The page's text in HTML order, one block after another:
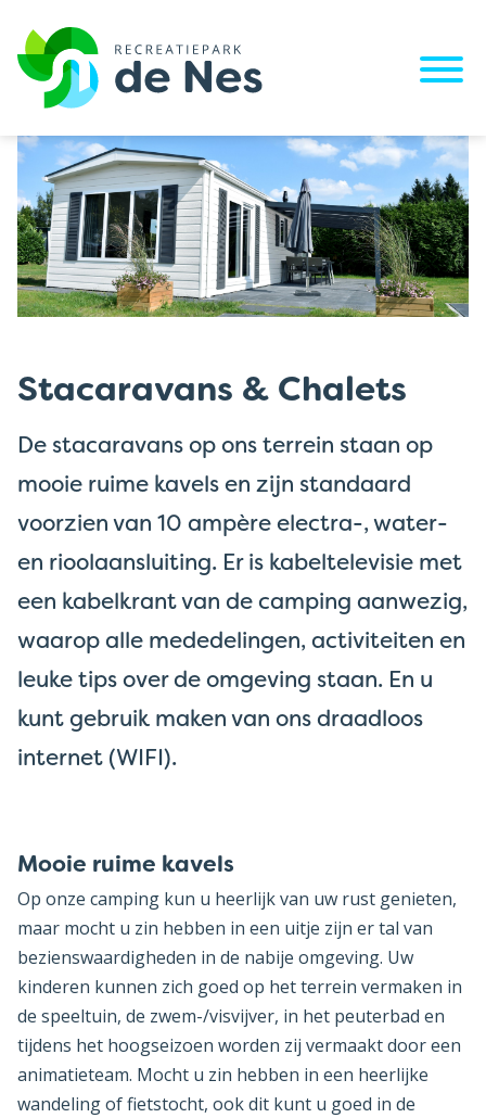
Stacaravans & Chalets
De stacaravans op ons terrein staan op
mooie ruime kavels en zijn standaard
voorzien van 10 ampère electra-, water-
en rioolaansluiting. Er is kabeltelevisie met
een kabelkrant van de camping aanwezig,
waarop alle mededelingen, activiteiten en
leuke tips over de omgeving staan. En u
kunt gebruik maken van ons draadloos
internet (WIFI).
Mooie ruime kavels
Op onze camping kun u heerlijk van uw rust genieten,
maar mocht u zin hebben in een uitje zijn er tal van
bezienswaardigheden in de nabije omgeving. Uw
kinderen kunnen zich goed op het terrein vermaken in
de speeltuin, de zwem-/visvijver, in het peuterbad en
tijdens het hoogseizoen worden zij vermaakt door een
animatieteam. Mocht u zin hebben in een heerlijke
wandeling of fietstocht, ook dit kunt u goed in de